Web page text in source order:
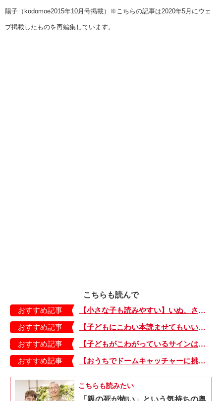
陽子（kodomoe2015年10月号掲載）※こちらの記事は2020年5月にウェ
ブ掲載したものを再編集しています。
こちらも読んで
おすすめ記事
【小さな子も読みやすい】いぬ、さる、うさぎ、ゴリラにあひる…動物たちのまねっこできるかな？『まねまねっこ』発売中！
おすすめ記事
【子どもにこわい本読ませてもいいの？】「子どもはどのようなものにこわさを感じやすいのでしょうか？」
おすすめ記事
【子どもがこわがっているサインは？】「読み聞かせのとき、子どもがこわがっていると判断できるサインを教えてください！」
おすすめ記事
【おうちでドームキャッチャーに挑戦だ】アンパンマン わくわくドームキャッチャー
こちらも読みたい
「親の死が怖い」という気持ちの奥